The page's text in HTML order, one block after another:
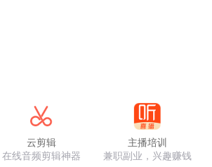
云剪辑
在线音频剪辑神器
主播培训
兼职副业，兴趣赚钱